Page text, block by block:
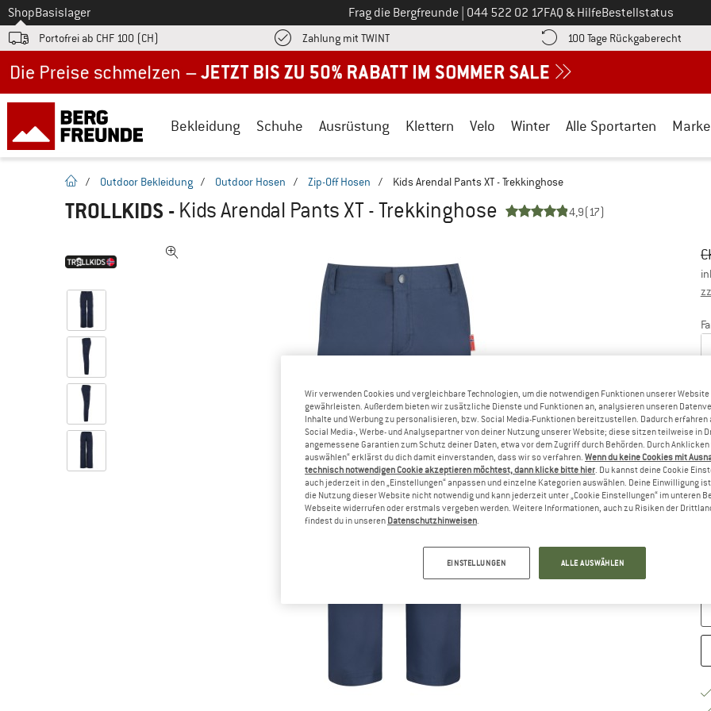
Zum
ShopBasislager Frag die Bergfreunde Ruf uns an unter
044 522 02 17FAQ & HilfeBestellstatus
Portofrei ab CHF 100 (CH) Zahlung mit TWINTFinde die Zahlungs-Infos hier! Öffnet sich in einer Infobox
100 Tage Rückgaberecht
Bekleidung Schuhe Ausrüstung Klettern Velo Winter Alle Sportarten
Startseite
/ Outdoor Bekleidung / Outdoor Hosen / Zip-Off Hosen / Kids Arendal Pants XT - Trekkinghose
TROLLKIDS - Kids Arendal Pants XT - Trekkinghose 4,9(17)
Wir verwenden Cookies und vergleichbare Technologien, um die notwendigen Funktionen unserer Website
gewährleisten. Außerdem bieten wir zusätzliche Dienste und Funktionen an, analysieren unseren
Inhalte und Werbung zu personalisieren, bzw. Social Media-Funktionen bereitzustellen. Dadurch erfahren
Social Media-, Werbe- und Analysepartner von deiner Nutzung unserer Website; diese sitzen teilweise in
angemessene Garantien zum Schutz deiner Daten, etwa vor dem Zugriff durch Behörden. Durch Anklicken
auswählen“ erklärst du dich damit einverstanden, dass wir so verfahren. Wenn du keine Cookies mit
technisch notwendigen Cookie akzeptieren möchtest, dann klicke bitte hier. Du kannst deine Cookie
auch jederzeit in den „Einstellungen“ anpassen und einzelne Kategorien auswählen. Deine Einwilligung
die Nutzung dieser Website nicht notwendig und kann jederzeit unter „Cookie Einstellungen“ im unteren
Webseite widerrufen oder erstmals vergeben werden. Weitere Informationen, auch zu Risiken der
findest du in unseren Datenschutzhinweisen.
EINSTELLUNGEN ALLE AUSWÄHLEN